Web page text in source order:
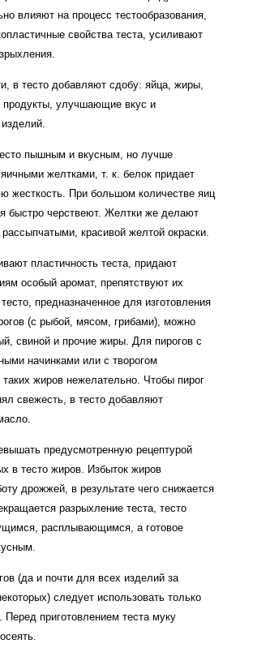
влияют на процесс тестообразования,
свойства теста, усиливают
в тесто добавляют сдобу: яйца, жиры,
продукты, улучшающие вкус и
пышным и вкусным, но лучше
желтками, т. к. белок придает
жесткость. При большом количестве яиц
быстро черствеют. Желтки же делают
красивой желтой окраски.
пластичность теста, придают
особый аромат, препятствуют их
предназначенное для изготовления
(с рыбой, мясом, грибами), можно
свиной и прочие жиры. Для пирогов с
начинками или с творогом
таких жиров нежелательно. Чтобы пирог
свежесть, в тесто добавляют
предусмотренную рецептурой
в тесто жиров. Избыток жиров
дрожжей, в результате чего снижается
разрыхление теста, тесто
расплывающимся, а готовое
(да и почти для всех изделий за
следует использовать только
Перед приготовлением теста муку